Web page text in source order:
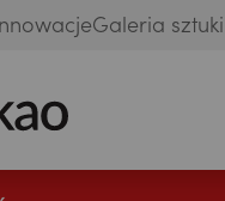
Galeria sztuki